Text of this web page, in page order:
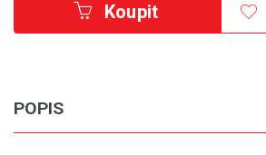
Koupit
POPIS